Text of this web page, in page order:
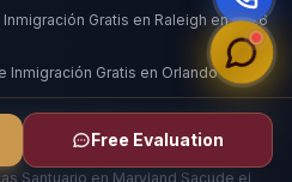
Free Evaluation
Gratis en Raleigh en 2026
Inmigración Gratis en Orlando en
de México en la Inmigración
Santuario en Maryland Sacude el